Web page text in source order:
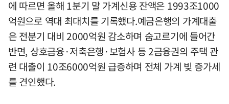
에 따르면 올해 1분기 말 가계신용 잔액은 1993조1000
억원으로 역대 최대치를 기록했다.예금은행의 가계대출
은 전분기 대비 2000억원 감소하며 숨고르기에 들어간
반면, 상호금융·저축은행·보험사 등 2금융권의 주택 관
련 대출이 10조6000억원 급증하며 전체 가계 빚 증가세
를 견인했다.